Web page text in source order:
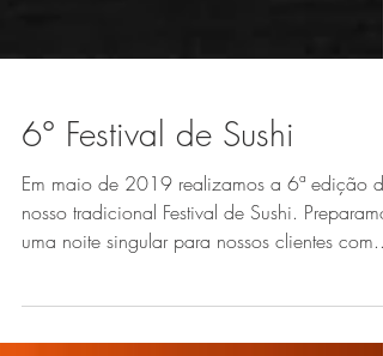
6° Festival de Sushi
Em maio de 2019 realizamos a 6ª edição do
nosso tradicional Festival de Sushi. Preparamos